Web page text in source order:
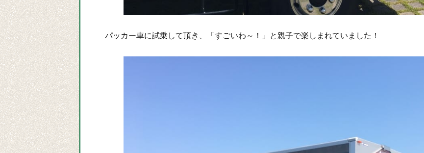
パッカー車に試乗して頂き、「すごいわ～！」と親子で楽しまれていました！